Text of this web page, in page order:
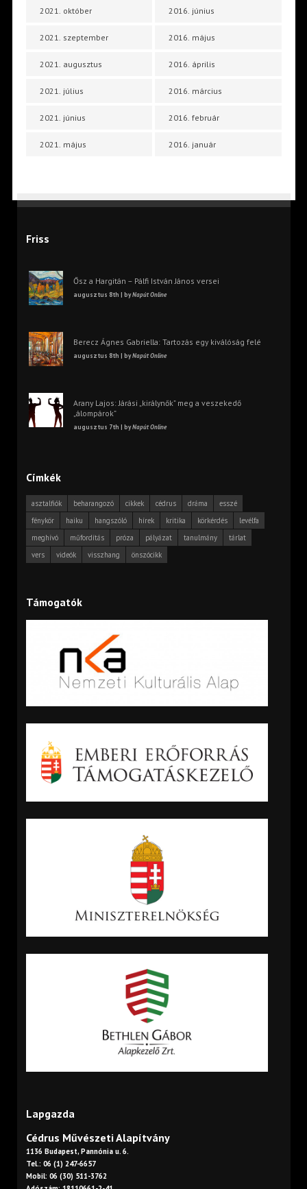
2021. október
2021. szeptember
2021. augusztus
2021. július
2021. június
2021. május
2016. június
2016. május
2016. április
2016. március
2016. február
2016. január
Friss
Ősz a Hargitán – Pálfi István János versei
augusztus 8th | byNapút Online
Berecz Ágnes Gabriella: Tartozás egy kiválóság felé
augusztus 8th | byNapút Online
Arany Lajos: Járási „királynők” meg a veszekedő
„álompárok”
augusztus 7th | byNapút Online
Címkék
asztalfiók beharangozó cikkek cédrus dráma
esszé
fénykör
haiku hangszóló hírek kritika körkérdés
levélfa
meghívó
műfordítás próza pályázat tanulmány
tárlat
vers
videók visszhang önszócikk
Támogatók
Lapgazda
Cédrus Művészeti Alapítvány
1136 Budapest, Pannónia u. 6.
Tel.: 06 (1) 247-6657
Mobil: 06 (30) 511-3762